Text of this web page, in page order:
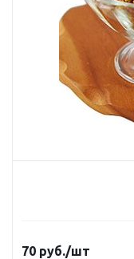
70 руб./шт